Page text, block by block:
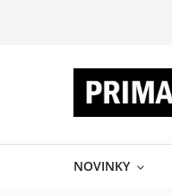
NOVINKY